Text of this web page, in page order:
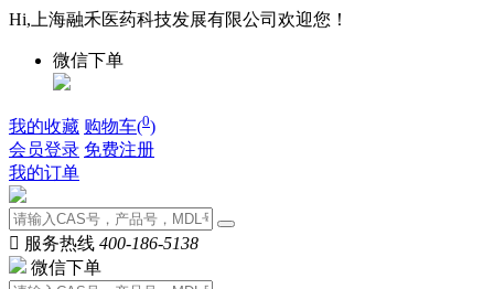
Hi,上海融禾医药科技发展有限公司欢迎您！
微信下单
我的收藏 购物车(0)
会员登录 免费注册
我的订单
 服务热线 400-186-5138
微信下单